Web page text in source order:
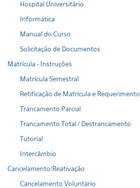
Hospital Universitário
Informática
Manual do Curso
Solicitação de Documentos
Matrícula - Instruções
Matrícula Semestral
Retificação de Matrícula e Requerimento
Trancamento Parcial
Trancamento Total / Destrancamento
Tutorial
Intercâmbio
Cancelamento/Reativação
Cancelamento Voluntário